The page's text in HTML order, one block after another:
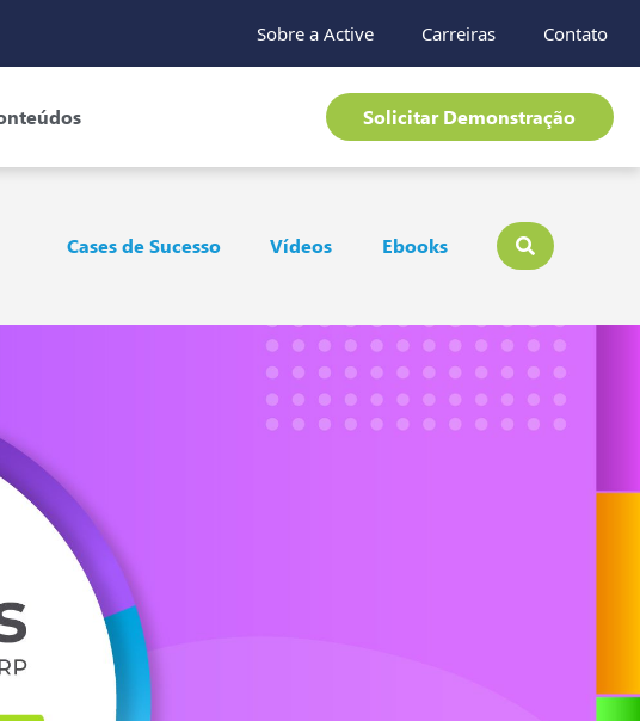
Sobre a Active Carreiras Contato
Solicitar Demonstração
Cases de Sucesso Vídeos Ebooks